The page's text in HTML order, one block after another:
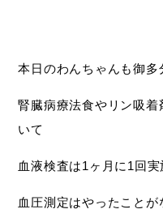
本日のわんちゃんも御多
腎臓病療法食やリン吸着
いて
血液検査は1ヶ月に1回
血圧測定はやったことが